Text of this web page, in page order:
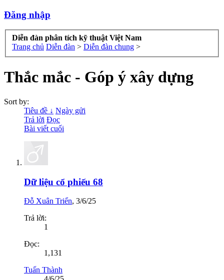
Đăng nhập
Diễn đàn phân tích kỹ thuật Việt Nam
Trang chủ Diễn đàn > Diễn đàn chung >
Thắc mắc - Góp ý xây dựng
Sort by:
Tiêu đề ↓ Ngày gửi
Trả lời Đọc
Bài viết cuối
Dữ liệu cổ phiếu 68
Đỗ Xuân Triển, 3/6/25
Trả lời:
1
Đọc:
1,131
Tuấn Thành